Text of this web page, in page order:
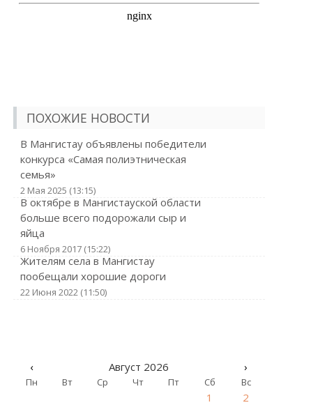
ПОХОЖИЕ НОВОСТИ
В Мангистау объявлены победители
конкурса «Самая полиэтническая
семья»
2 Мая 2025 (13:15)
В октябре в Мангистауской области
больше всего подорожали сыр и
яйца
6 Ноября 2017 (15:22)
Жителям села в Мангистау
пообещали хорошие дороги
22 Июня 2022 (11:50)
‹ Август 2026 ›
Пн Вт Ср Чт Пт Сб Вс
1
2